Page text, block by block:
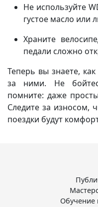
Не используйте
густое масло или
Храните
педали сложно
Теперь вы знаете,
за ними. Не
помните: даже
Следите за износом,
поездки будут
Обучение